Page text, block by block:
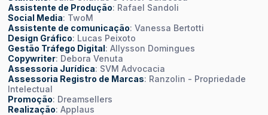
Assistente de Produção: Rafael Sandoli
Social Media: TwoM
Assistente de comunicação: Vanessa Bertotti
Design Gráfico: Lucas Peixoto
Gestão Tráfego Digital: Allysson Domingues
Copywriter: Debora Venuta
Assessoria Jurídica: SVM Advocacia
Assessoria Registro de Marcas: Ranzolin - Propriedade
Intelectual
Promoção: Dreamsellers
Realização: Applaus